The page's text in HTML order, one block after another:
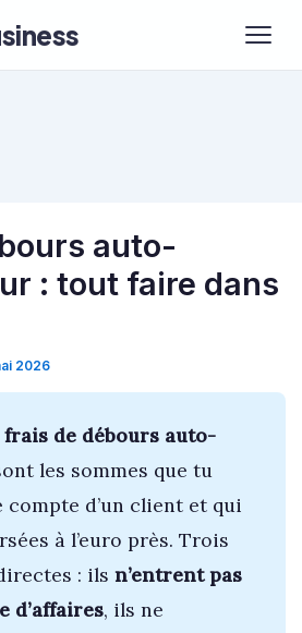
auto-
: tout faire dans
2026
frais de débours auto-
les sommes que tu
compte d’un client et qui
à l’euro près. Trois
: ils n’entrent pas
d’affaires, ils ne